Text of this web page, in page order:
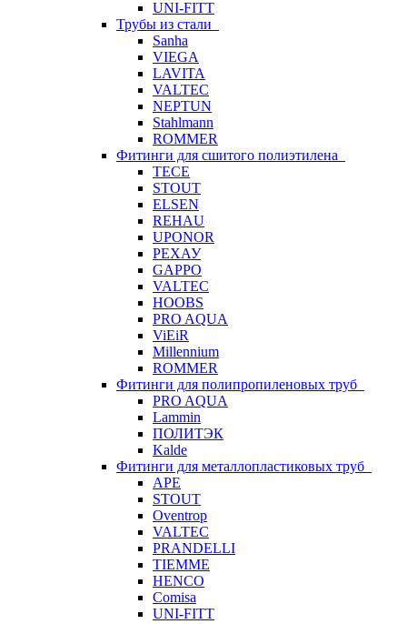
UNI-FITT
Трубы из стали
Sanha
VIEGA
LAVITA
VALTEC
NEPTUN
Stahlmann
ROMMER
Фитинги для сшитого полиэтилена
TECE
STOUT
ELSEN
REHAU
UPONOR
РЕХАУ
GAPPO
VALTEC
HOOBS
PRO AQUA
ViEiR
Millennium
ROMMER
Фитинги для полипропиленовых труб
PRO AQUA
Lammin
ПОЛИТЭК
Kalde
Фитинги для металлопластиковых труб
APE
STOUT
Oventrop
VALTEC
PRANDELLI
TIEMME
HENCO
Comisa
UNI-FITT